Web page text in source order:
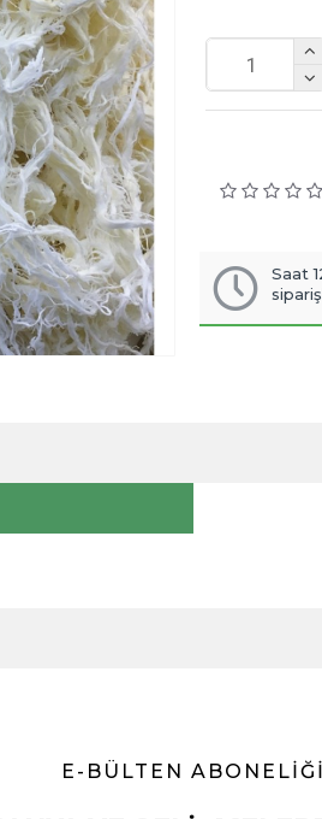
Saat
E-BÜLTEN ABONELİĞİ